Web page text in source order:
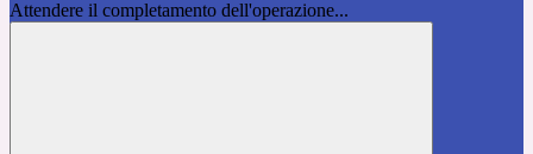
Attendere il completamento dell'operazione...